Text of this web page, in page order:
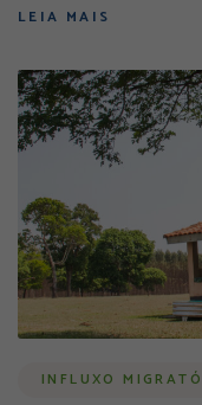
LEIA MAIS
INFLUXO